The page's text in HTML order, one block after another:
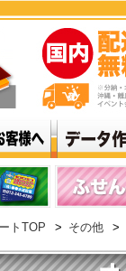
トTOP > その他 >